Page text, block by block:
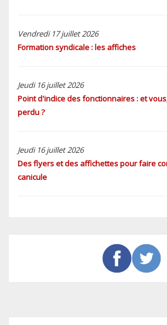
Vendredi 17 juillet 2026
Formation syndicale : les affiches
Jeudi 16 juillet 2026
Point d'indice des fonctionnaires : et
perdu ?
Jeudi 16 juillet 2026
Des flyers et des affichettes pour faire
canicule